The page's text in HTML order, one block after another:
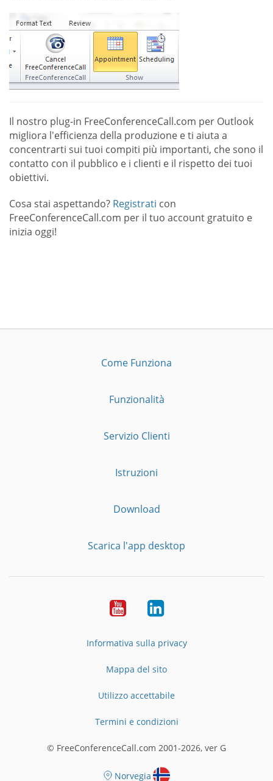
Il nostro plug-in FreeConferenceCall.com per Outlook
migliora l'efficienza della produzione e ti aiuta a
concentrarti sui tuoi compiti più importanti, che sono il
contatto con il pubblico e i clienti e il rispetto dei tuoi
obiettivi.
Cosa stai aspettando? Registrati con
FreeConferenceCall.com per il tuo account gratuito e
inizia oggi!
Come Funziona
Funzionalità
Servizio Clienti
Istruzioni
Download
Scarica l'app desktop
YouTubeLinkedIn
Informativa sulla privacy
Mappa del sito
Utilizzo accettabile
Termini e condizioni
© FreeConferenceCall.com 2001-2026, ver G
Norvegia